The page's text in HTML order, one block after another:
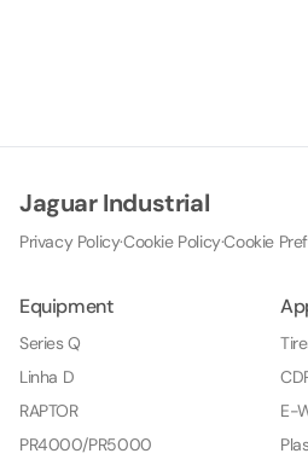
Jaguar Industrial
Privacy Policy·Cookie Policy·Cookie
Equipment
Series Q
Linha D
RAPTOR
PR4000/PR5000
E-